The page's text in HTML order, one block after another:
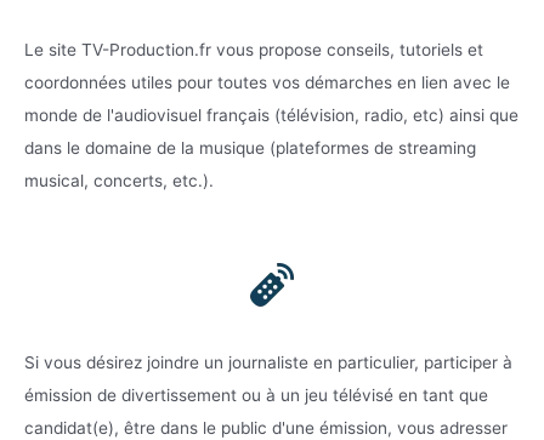
Le site TV-Production.fr vous propose conseils, tutoriels et
coordonnées utiles pour toutes vos démarches en lien avec le
monde de l'audiovisuel français (télévision, radio, etc) ainsi que
dans le domaine de la musique (plateformes de streaming
musical, concerts, etc.).
Si vous désirez joindre un journaliste en particulier, participer à
émission de divertissement ou à un jeu télévisé en tant que
candidat(e), être dans le public d'une émission, vous adresser